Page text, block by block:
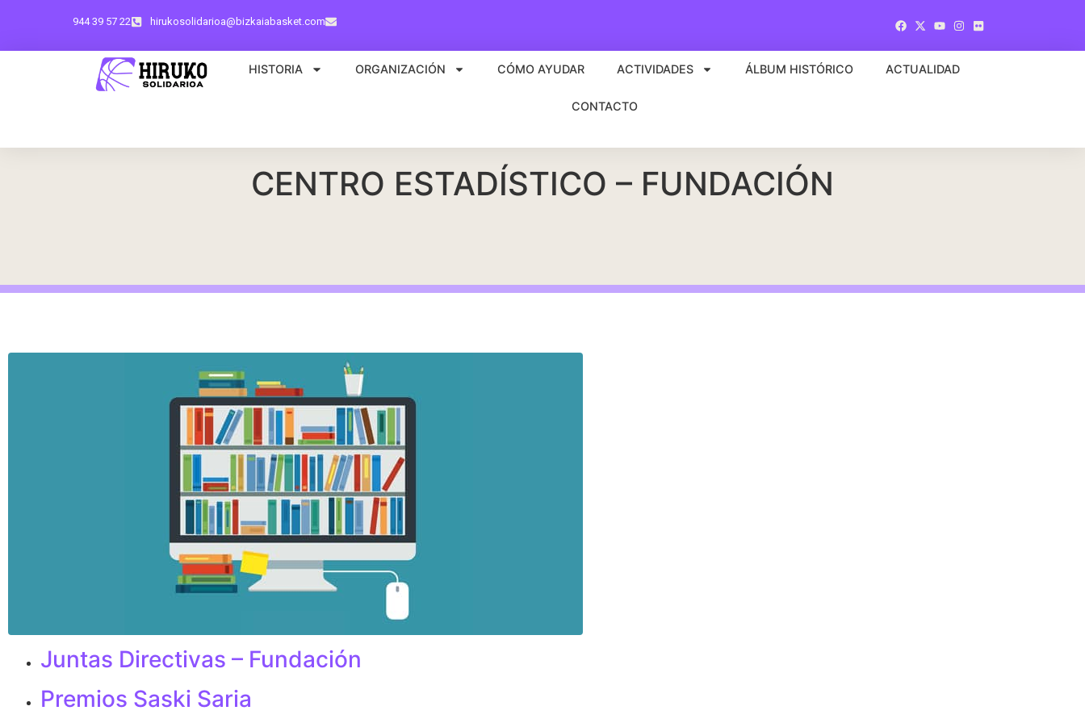
944 39 57 22 hirukosolidarioa@bizkaiabasket.com
HISTORIA ORGANIZACIÓN CÓMO AYUDAR ACTIVIDADES ÁLBUM HISTÓRICO ACTUALIDAD
CONTACTO
CENTRO ESTADÍSTICO – FUNDACIÓN
Juntas Directivas – Fundación
Premios Saski Saria